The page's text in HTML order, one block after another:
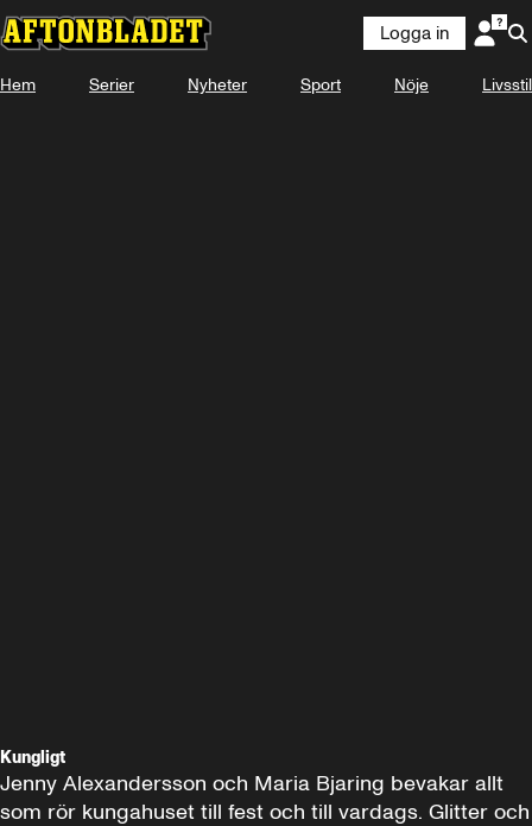
Logga in
Hem Serier Nyheter Sport Nöje Livsstil
Kungligt
Jenny Alexandersson och Maria Bjaring bevakar allt
som rör kungahuset till fest och till vardags. Glitter och